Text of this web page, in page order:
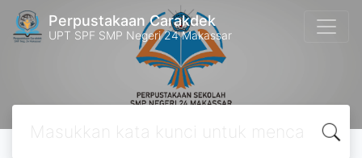
Perpustakaan Carakdek
UPT SPF SMP Negeri 24 Makassar